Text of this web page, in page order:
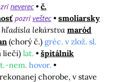
neverec
č.
pozri veštec
smoliarsky
hľadisla lekárstvamaród
(chorý č.) gréc. v zlož. sl.
lieči) lat.
špitálnik
nem. hovor.
chorobe, v stave